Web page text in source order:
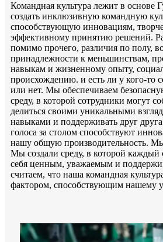
Командная культура лежит в основе
создать инклюзивную командную
способствующую инновациям,
эффективному принятию решений.
помимо прочего, различия по полу,
принадлежности к меньшинствам,
навыкам и жизненному опыту,
происхождению. и есть ли у кого-то
или нет. Мы обеспечиваем
среду, в которой сотрудники могут
делиться своими уникальными
навыками и поддерживать друг
голоса за столом способствуют
нашу общую производительность.
Мы создали среду, в которой каждый
себя ценным, уважаемым и
считаем, что наша командная
фактором, способствующим нашему